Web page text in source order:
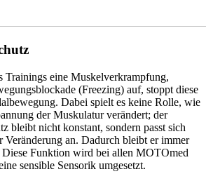
Trainings eine Muskelverkrampfung,
(Freezing) auf, stoppt diese
Dabei spielt es keine Rolle, wie
der Muskulatur verändert; der
bleibt nicht konstant, sondern passt sich
Veränderung an. Dadurch bleibt er immer
Diese Funktion wird bei allen MOTOmed
sensible Sensorik umgesetzt.